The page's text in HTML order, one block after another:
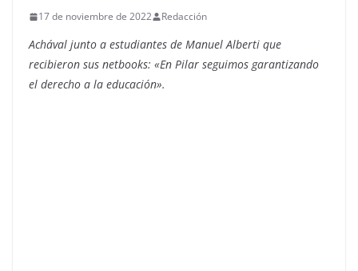
17 de noviembre de 2022 Redacción
Achával junto a estudiantes de Manuel Alberti que
recibieron sus netbooks: «En Pilar seguimos garantizando
el derecho a la educación».